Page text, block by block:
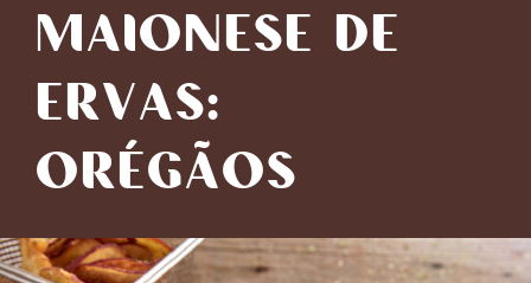
MAIONESE DE
ERVAS:
ORÉGÃOS